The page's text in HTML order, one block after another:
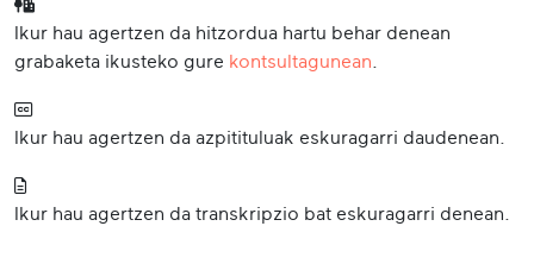
Ikur hau agertzen da hitzordua hartu behar denean
grabaketa ikusteko gure kontsultagunean.
Ikur hau agertzen da azpitituluak eskuragarri daudenean.
Ikur hau agertzen da transkripzio bat eskuragarri denean.